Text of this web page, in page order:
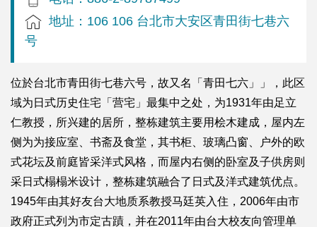
地址：106 106 台北市大安区青田街七巷六
号
位於台北市青田街七巷六号，故又名「青田七六」」，此区
域为日式历史住宅「营宅」最集中之处，为1931年由足立
仁教授，所兴建的居所，整栋建筑主要用桧木建成，屋内左
侧为为接应室、书斋及食堂，其书柜、玻璃凸窗、户外的欧
式花坛及前庭皆采洋式风格，而屋内右侧的卧室及子供房则
采日式榻榻米设计，整栋建筑融合了日式及洋式建筑优点。
1945年由其好友台大地质系教授马廷英入住，2006年由市
政府正式列为市定古蹟，并在2011年由台大校友向管理单